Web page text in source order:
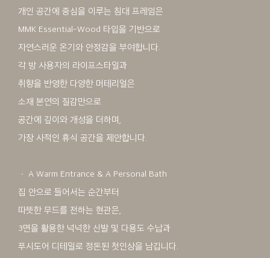
개인 공간에 중심을 이루는 침대 프레임은
MMK Essential-Wood 타입을 기반으로
자연스러운 온기와 안정감을 부여합니다.
각 방 사용자의 라이프스타일과
취향을 반영한 다양한 머테리얼은
소재 본연의 질감만으로
공간에 깊이와 개성을 더하며,
가장 사적인 휴식 공간을 제안합니다.
ㆍ A Warm Entrance & A Personal Bath
집 안으로 들어서는 순간부터
따뜻한 무드를 전하는 현관은,
3면을 활용한 넉넉한 신발 및 다용도 수납과
푸시도어 디테일로 정돈된 첫인상을 남깁니다.